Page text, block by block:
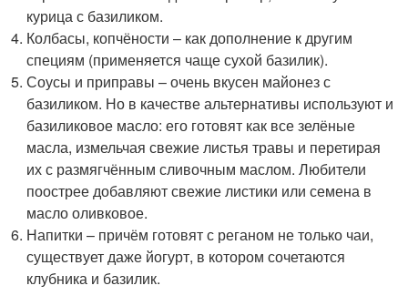
курица с базиликом.
Колбасы, копчёности – как дополнение к другим
специям (применяется чаще сухой базилик).
Соусы и приправы – очень вкусен майонез с
базиликом. Но в качестве альтернативы используют и
базиликовое масло: его готовят как все зелёные
масла, измельчая свежие листья травы и перетирая
их с размягчённым сливочным маслом. Любители
поострее добавляют свежие листики или семена в
масло оливковое.
Напитки – причём готовят с реганом не только чаи,
существует даже йогурт, в котором сочетаются
клубника и базилик.